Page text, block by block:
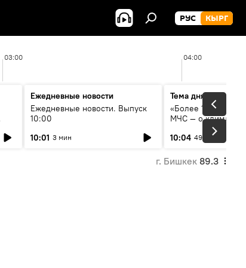
РУС КЫРГ
03:00 04:00
Ежедневные новости
Ежедневные новости. Выпуск
10:00
10:01 3 мин
Тема дня
«Более 1200 сёл в
МЧС — о климате,
системе
населения
10:04 49 мин
г. Бишкек 89.3